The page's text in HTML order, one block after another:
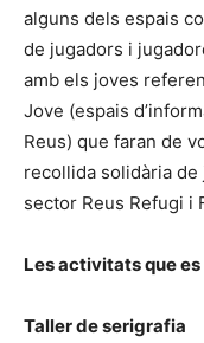
alguns dels espais
de jugadors i
amb els joves
Jove (espais
Reus) que faran de
recollida solidària
sector Reus Refugi i
Les activitats que
Taller de serigrafia